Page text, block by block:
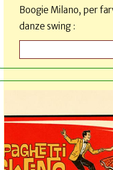
Boogie Milano, per
danze swing :